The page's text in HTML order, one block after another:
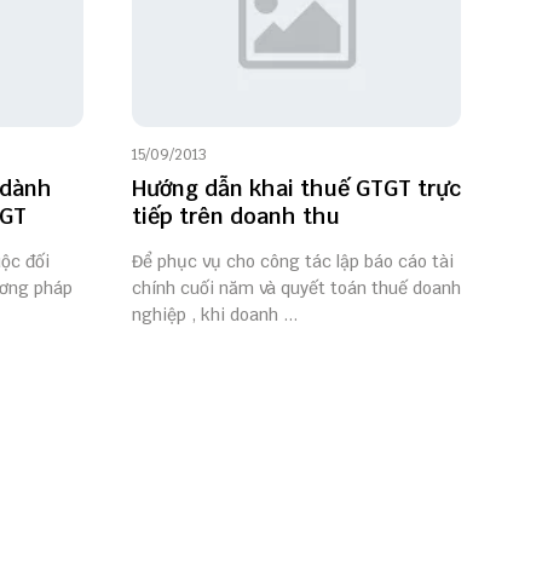
đối
pháp
15/09/2013
Hướng dẫn khai thuế GTGT trực
tiếp trên doanh thu
Để phục vụ cho công tác lập báo cáo tài
chính cuối năm và quyết toán thuế doanh
nghiệp , khi doanh ...